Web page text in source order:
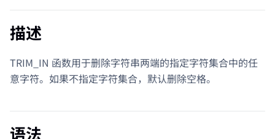
描述
TRIM_IN 函数用于删除字符串两端的指定字符集合中的任
意字符。如果不指定字符集合，默认删除空格。
语法